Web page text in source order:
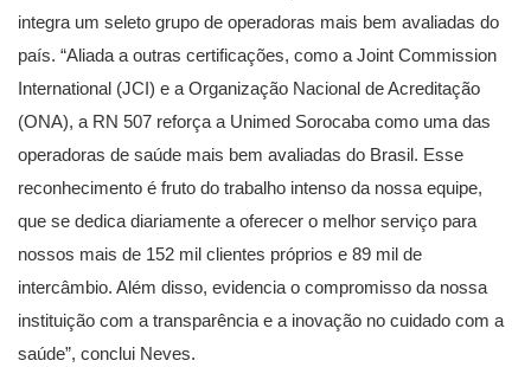
integra um seleto grupo de operadoras mais bem avaliadas do
país. “Aliada a outras certificações, como a Joint Commission
International (JCI) e a Organização Nacional de Acreditação
(ONA), a RN 507 reforça a Unimed Sorocaba como uma das
operadoras de saúde mais bem avaliadas do Brasil. Esse
reconhecimento é fruto do trabalho intenso da nossa equipe,
que se dedica diariamente a oferecer o melhor serviço para
nossos mais de 152 mil clientes próprios e 89 mil de
intercâmbio. Além disso, evidencia o compromisso da nossa
instituição com a transparência e a inovação no cuidado com a
saúde”, conclui Neves.